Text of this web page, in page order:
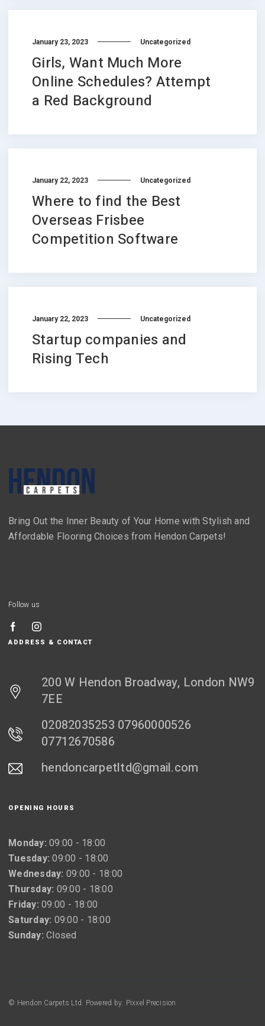
January 23, 2023 Uncategorized
Girls, Want Much More
Online Schedules? Attempt
a Red Background
January 22, 2023 Uncategorized
Where to find the Best
Overseas Frisbee
Competition Software
January 22, 2023 Uncategorized
Startup companies and
Rising Tech
Bring Out the Inner Beauty of Your Home with Stylish and
Affordable Flooring Choices from Hendon Carpets!
Follow us
ADDRESS & CONTACT
200 W Hendon Broadway, London NW9
7EE
02082035253 07960000526
07712670586
hendoncarpetltd@gmail.com
OPENING HOURS
Monday: 09:00 - 18:00
Tuesday: 09:00 - 18:00
Wednesday: 09:00 - 18:00
Thursday: 09:00 - 18:00
Friday: 09:00 - 18:00
Saturday: 09:00 - 18:00
Sunday: Closed
© Hendon Carpets Ltd. Powered by: Pixxel Precision